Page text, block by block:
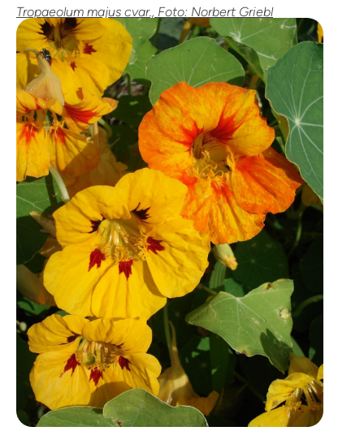
Tropaeolum majus cvar., Foto: Norbert Griebl